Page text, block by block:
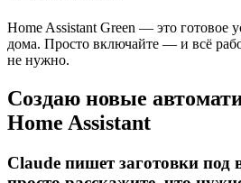
Home Assistant Green — это готовое
дома. Просто включайте — и всё
не нужно.
Создаю новые
Home Assistant
Claude пишет заготовки